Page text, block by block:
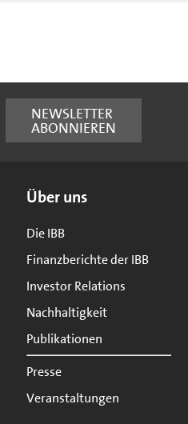
YouTube
auf Xing
IBB auf LinkedIn
NEWSLETTER
ABONNIEREN
Über uns
Die IBB
Finanzberichte der IBB
Investor Relations
Nachhaltigkeit
Publikationen
Presse
Veranstaltungen